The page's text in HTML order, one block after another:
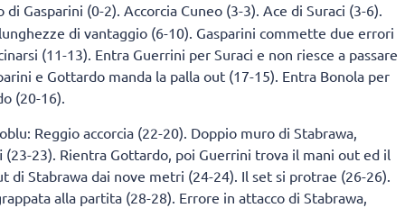
Gasparini (0-2). Accorcia Cuneo (3-3). Ace di Suraci (3-6).
di vantaggio (6-10). Gasparini commette due errori
(11-13). Entra Guerrini per Suraci e non riesce a passare
e Gottardo manda la palla out (17-15). Entra Bonola per
(20-16).
Reggio accorcia (22-20). Doppio muro di Stabrawa,
23). Rientra Gottardo, poi Guerrini trova il mani out ed il
di Stabrawa dai nove metri (24-24). Il set si protrae (26-26).
alla partita (28-28). Errore in attacco di Stabrawa,